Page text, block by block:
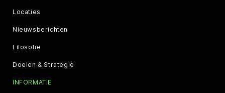
Locaties
Nieuwsberichten
Filosofie
Doelen & Strategie
INFORMATIE